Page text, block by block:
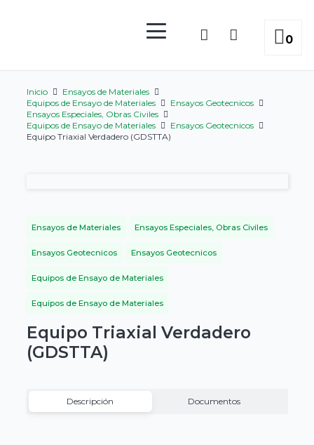
0
Inicio
Ensayos de Materiales
Equipos de Ensayo de Materiales
Ensayos Geotecnicos
Ensayos Especiales, Obras Civiles
Equipos de Ensayo de Materiales
Ensayos Geotecnicos
Equipo Triaxial Verdadero (GDSTTA)
Ensayos de Materiales Ensayos Especiales, Obras Civiles
Ensayos Geotecnicos Ensayos Geotecnicos
Equipos de Ensayo de Materiales
Equipos de Ensayo de Materiales
Equipo Triaxial Verdadero
(GDSTTA)
Descripción Documentos